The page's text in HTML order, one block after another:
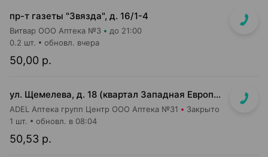
пр-т газеты "Звязда", д. 16/1-4
Витвар ООО Аптека №3 до 21:00
50,00 р.
0.2 шт. обновл. вчера
ул. Щемелева, д. 18 (квартал Западная Европа, д. Амстердам)
ADEL Аптека групп Центр ООО Аптека №31 Закрыто
50,53 р.
1 шт. обновл. в 08:04